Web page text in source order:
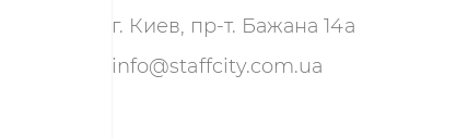
г. Киев, пр-т. Бажана 14а
info@staffcity.com.ua